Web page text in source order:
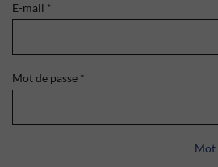
E-mail *
Mot de passe *
Mot